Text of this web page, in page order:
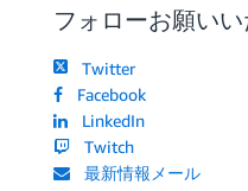
フォローお願い
Twitter
Facebook
LinkedIn
Twitch
最新情報メール